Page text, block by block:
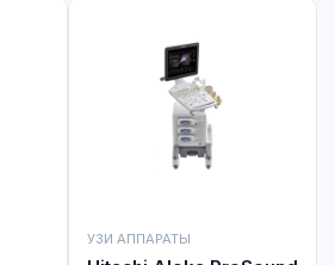
УЗИ АППАРАТЫ